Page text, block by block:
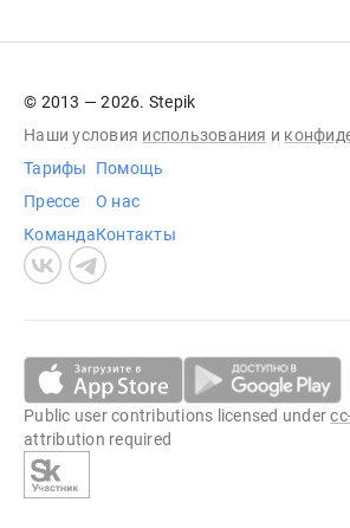
© 2013 — 2026. Stepik
Наши условия использования и
Тарифы
Прессе
Команда
Помощь
О нас
Контакты
Public user contributions licensed under
attribution required